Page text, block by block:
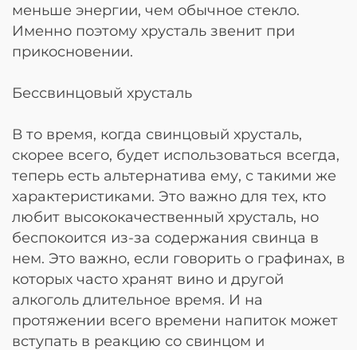
меньше энергии, чем обычное стекло.
Именно поэтому хрусталь звенит при
прикосновении.
Бессвинцовый хрусталь
В то время, когда свинцовый хрусталь,
скорее всего, будет использоваться всегда,
теперь есть альтернатива ему, с такими же
характеристиками. Это важно для тех, кто
любит высококачественный хрусталь, но
беспокоится из-за содержания свинца в
нем. Это важно, если говорить о графинах, в
которых часто хранят вино и другой
алкоголь длительное время. И на
протяжении всего времени напиток может
вступать в реакцию со свинцом и